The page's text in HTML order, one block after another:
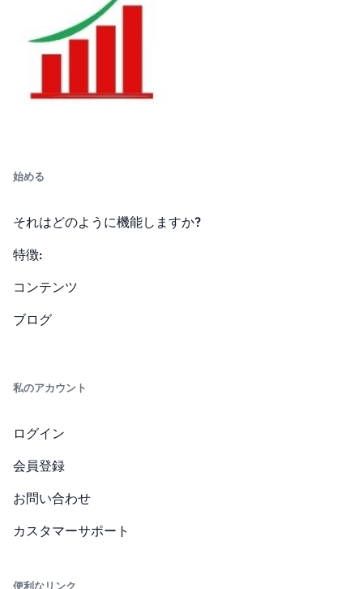
始める
それはどのように機能しますか?
特徴:
コンテンツ
ブログ
私のアカウント
ログイン
会員登録
お問い合わせ
カスタマーサポート
便利なリンク